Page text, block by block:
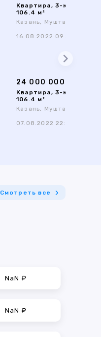
Квартира, 3-комн,
106.4 м²
Казань, Муштари 13А
16.08.2022 09:57
24 000 000 ₽
Квартира, 3-комн,
106.4 м²
Казань, Муштари 13А
07.08.2022 22:02
Смотреть все
NaN ₽
NaN ₽